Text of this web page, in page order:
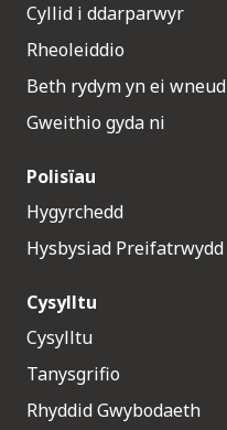
Cyllid i ddarparwyr
Rheoleiddio
Beth rydym yn ei wneud
Gweithio gyda ni
Polisïau
Hygyrchedd
Hysbysiad Preifatrwydd
Cysylltu
Cysylltu
Tanysgrifio
Rhyddid Gwybodaeth